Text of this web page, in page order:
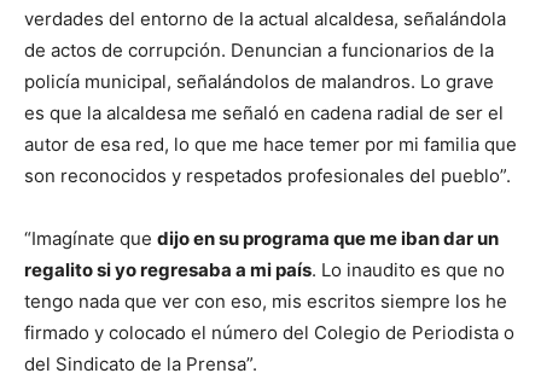
verdades del entorno de la actual alcaldesa, señalándola
de actos de corrupción. Denuncian a funcionarios de la
policía municipal, señalándolos de malandros. Lo grave
es que la alcaldesa me señaló en cadena radial de ser el
autor de esa red, lo que me hace temer por mi familia que
son reconocidos y respetados profesionales del pueblo”.
“Imagínate que dijo en su programa que me iban dar un
regalito si yo regresaba a mi país. Lo inaudito es que no
tengo nada que ver con eso, mis escritos siempre los he
firmado y colocado el número del Colegio de Periodista o
del Sindicato de la Prensa”.